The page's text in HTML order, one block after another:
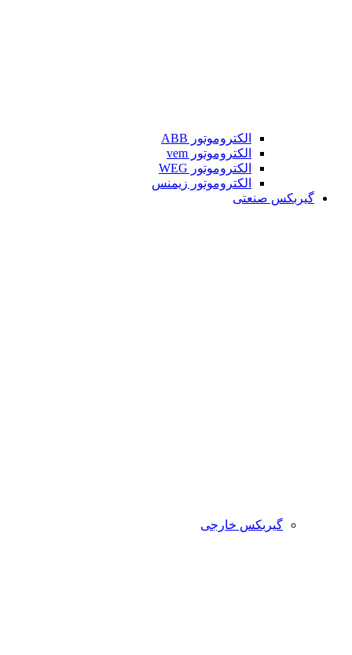
الکتروموتور ABB
الکتروموتور vem
الکتروموتور WEG
الکتروموتور زیمنس
گیربکس صنعتی
گیربکس خارجی